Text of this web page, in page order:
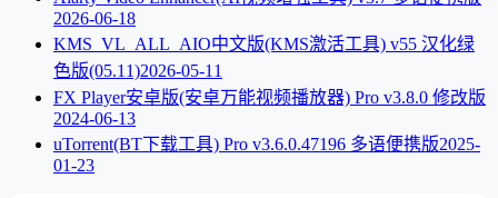
2026-06-18
KMS_VL_ALL_AIO中文版(KMS激活工具) v55 汉化绿
色版(05.11)2026-05-11
FX Player安卓版(安卓万能视频播放器) Pro v3.8.0 修改版
2024-06-13
uTorrent(BT下载工具) Pro v3.6.0.47196 多语便携版2025-
01-23